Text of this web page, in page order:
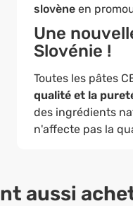
slovèneen
Une
Slovénie !
Toutes les pâtes
qualité et la
des ingrédients
n'affecte pas la
aussi